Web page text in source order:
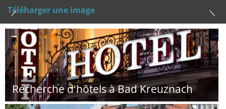
Téléharger une image
Recherche d'hôtels à Bad Kreuznach